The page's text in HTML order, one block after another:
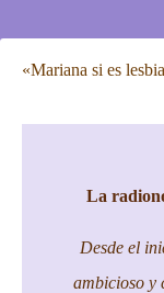
«Mariana si es
La
Desde el
ambicioso y